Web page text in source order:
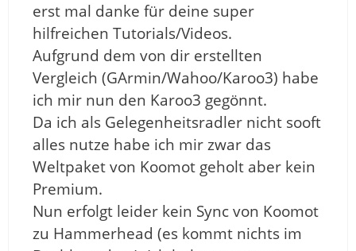
erst mal danke für deine super
hilfreichen Tutorials/Videos.
Aufgrund dem von dir erstellten
Vergleich (GArmin/Wahoo/Karoo3) habe
ich mir nun den Karoo3 gegönnt.
Da ich als Gelegenheitsradler nicht sooft
alles nutze habe ich mir zwar das
Weltpaket von Koomot geholt aber kein
Premium.
Nun erfolgt leider kein Sync von Koomot
zu Hammerhead (es kommt nichts im